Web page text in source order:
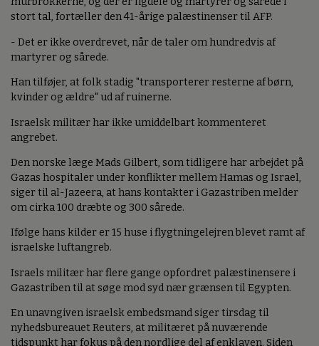
stort tal, fortæller den 41-årige palæstinenser til AFP.
- Det er ikke overdrevet, når de taler om hundredvis af
martyrer og sårede.
Han tilføjer, at folk stadig "transporterer resterne af børn,
kvinder og ældre" ud af ruinerne.
Israelsk militær har ikke umiddelbart kommenteret
angrebet.
Den norske læge Mads Gilbert, som tidligere har arbejdet på
Gazas hospitaler under konflikter mellem Hamas og Israel,
siger til al-Jazeera, at hans kontakter i Gazastriben melder
om cirka 100 dræbte og 300 sårede.
Ifølge hans kilder er 15 huse i flygtningelejren blevet ramt af
israelske luftangreb.
Israels militær har flere gange opfordret palæstinensere i
Gazastriben til at søge mod syd nær grænsen til Egypten.
En unavngiven israelsk embedsmand siger tirsdag til
nyhedsbureauet Reuters, at militæret på nuværende
tidspunkt har fokus på den nordlige del af enklaven. Siden